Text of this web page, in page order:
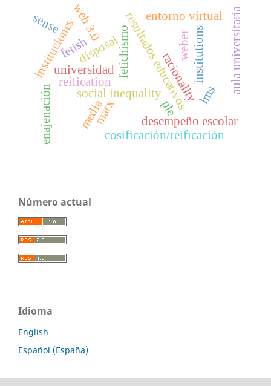
universidadfetichismoresultados educativos
desempeño escolar
social inequalityracionality
weberinstitutions
instituciones
fetishdisposal
reification
enajenación cosificación/reificación
marx
media ple
lms
entorno virtual
web 3.0 aula universitaria
sense
Número actual
Idioma
English
Español (España)